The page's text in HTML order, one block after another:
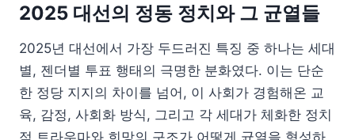
2025 대선의 정동 정치와 그 균열들
2025년 대선에서 가장 두드러진 특징 중 하나는 세대
별, 젠더별 투표 행태의 극명한 분화였다. 이는 단순
한 정당 지지의 차이를 넘어, 이 사회가 경험해온 교
육, 감정, 사회화 방식, 그리고 각 세대가 체화한 정치
적 트라우마와 희망의 구조가 어떻게 균열을 형성하